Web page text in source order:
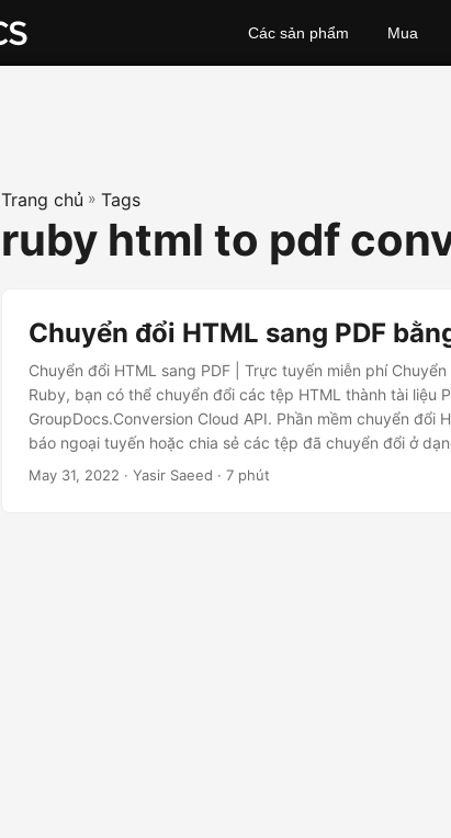
Các sản phẩm Mua
Trang chủ » Tags
ruby html to pdf
Chuyển đổi HTML sang PDF
Chuyển đổi HTML sang PDF | Trực tuyến miễn phí
Ruby, bạn có thể chuyển đổi các tệp HTML thành tài liệu
GroupDocs.Conversion Cloud API. Phần mềm chuyển đổi
báo ngoại tuyến hoặc chia sẻ các tệp đã chuyển đổi ở
May 31, 2022 · Yasir Saeed · 7 phút